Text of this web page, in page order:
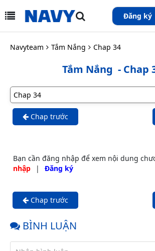
Đăng ký
Navyteam Tắm Nắng Chap 34
Tắm Nắng - Chap
Chap trước
Bạn cần đăng nhập để xem nội dung
nhập
| Đăng ký
Chap trước
BÌNH LUẬN